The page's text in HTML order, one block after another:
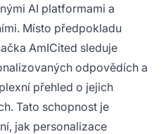
AI platformami a
Místo předpokladu
AmICited sleduje
odpovědích a
přehled o jejich
Tato schopnost je
jak personalizace